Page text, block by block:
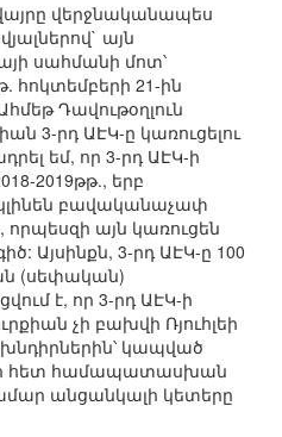
վերջնականապես
այն
սահմանի մոտ՝
հոկտեմբերի 21-ին
Դավութօղլուն
3-րդ ԱԷԿ-ը կառուցելու
եմ, որ 3-րդ ԱԷԿ-ի
2019թթ., երբ
բավականաչափ
այն կառուցեն
Այսինքն, 3-րդ ԱԷԿ-ը 100
(սեփական)
է, որ 3-րդ ԱԷԿ-ի
չի բախվի Ռյուհլեի
կապված
հետ համապատասխան
անցանկալի կետերը